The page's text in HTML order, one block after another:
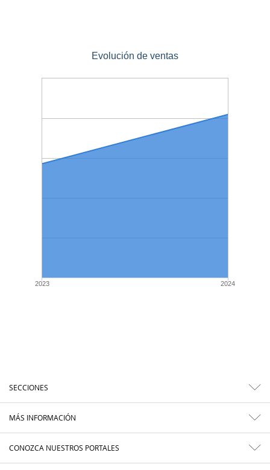
Evolución de ventas
2023 2024
SECCIONES
MÁS INFORMACIÓN
CONOZCA NUESTROS PORTALES